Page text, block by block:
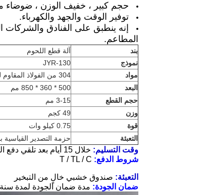
حجم كبير ، خفيف الوزن ، ضوضاء
توفير الوقت والجهد والكهرباء.
إنه ينطبق على الفنادق والشركات
المطاعم.
بند
آلة قطع اللحوم
نموذج
JYR-130
مواد
304 من الفولاذ المقاوم للصدأ
البعد
500 * 360 * 850 مم
حجم القطع
3-15 مم
وزن
49 كجم
قوة
0.75 كيلو وات
التعبئة
حزمة التصدير
وقت التسليم: خلال 15 أيام بعد تلقي دفع العملاء
شروط الدفع:
التعبئة: صندوق خشبي خالٍ من التبخير
ضمان الجودة: مدة ضمان الجودة لمدة